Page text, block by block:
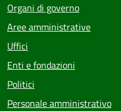
Organi di governo
Aree amministrative
Uffici
Enti e fondazioni
Politici
Personale amministrativo